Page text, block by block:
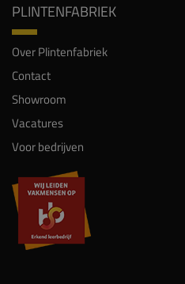
PLINTENFABRIEK
Over Plintenfabriek
Contact
Showroom
Vacatures
Voor bedrijven